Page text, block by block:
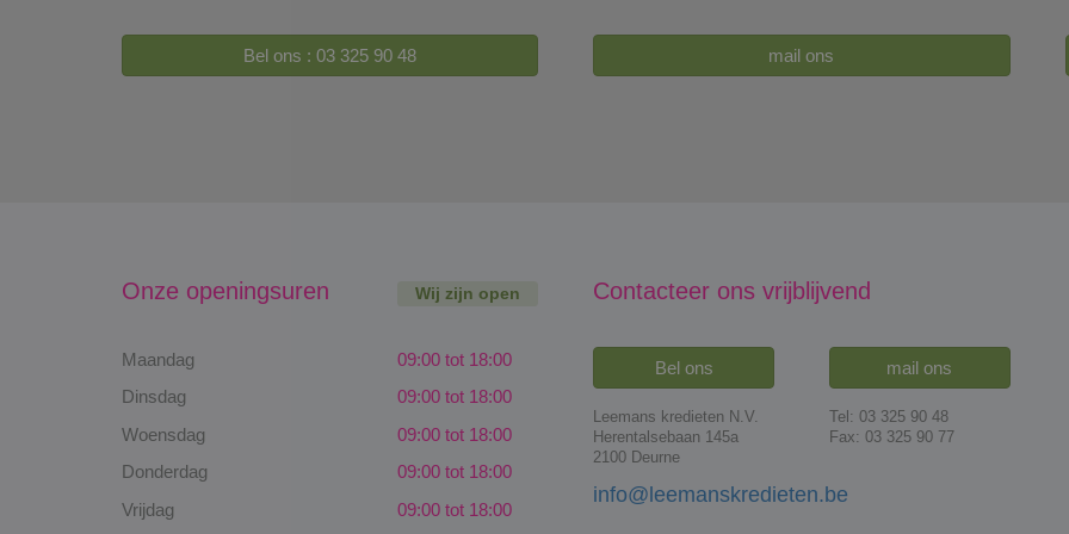
Bel ons : 03 325 90 48 mail ons
Onze openingsuren Wij zijn open
Maandag
09:00 tot 18:00
Dinsdag
09:00 tot 18:00
Woensdag
09:00 tot 18:00
Donderdag
09:00 tot 18:00
Vrijdag
09:00 tot 18:00
Contacteer ons vrijblijvend
Bel ons mail ons
Leemans kredieten N.V.
Herentalsebaan 145a
2100 Deurne
Tel: 03 325 90 48
Fax: 03 325 90 77
info@leemanskredieten.be